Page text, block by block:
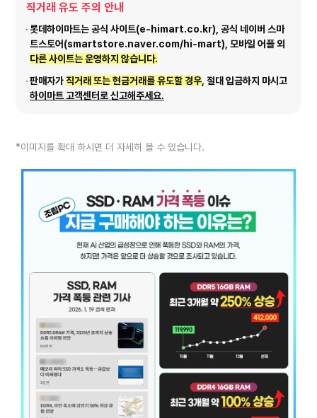
직거래 유도 주의 안내
롯데하이마트는 공식 사이트(e-himart.co.kr), 공식 네이버 스마
트스토어(smartstore.naver.com/hi-mart), 모바일 어플 외
다른 사이트는 운영하지 않습니다.
판매자가직거래 또는 현금거래를 유도할 경우 , 절대 입금하지 마시고
하이마트 고객센터로 신고해주세요.
*이미지를 확대 하시면 더 자세히 볼 수 있습니다.